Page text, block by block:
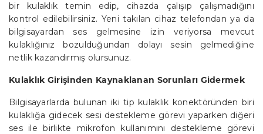
bir kulaklık temin edip, cihazda çalışıp çalışmadığını
kontrol edilebilirsiniz. Yeni takılan cihaz telefondan ya da
bilgisayardan ses gelmesine izin veriyorsa mevcut
kulaklığınız bozulduğundan dolayı sesin gelmediğine
netlik kazandırmış olursunuz.
Kulaklık Girişinden Kaynaklanan Sorunları Gidermek
Bilgisayarlarda bulunan iki tip kulaklık konektöründen biri
kulaklığa gidecek sesi destekleme görevi yaparken diğeri
ses ile birlikte mikrofon kullanımını destekleme görevi